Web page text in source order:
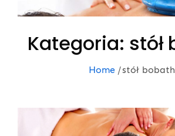
Kategoria: stół
Home stół bobath